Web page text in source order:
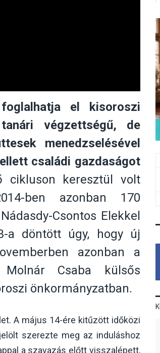
el kisoroszi
végzettségű, de
menedzselésével
családi gazdaságot
cikluson keresztül volt
ben azonban 170
Csontos Elekkel
a döntött úgy, hogy új
azonban a
Csaba külsős
önkormányzatban.
A május 14-ére kitűzött időközi
szerezte meg az induláshoz
a szavazás előtt visszalépett,